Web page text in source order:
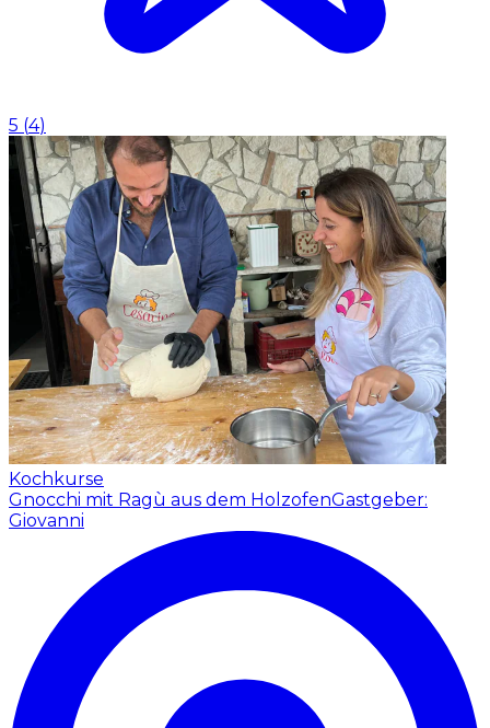
5 (4)
Kochkurse
Gnocchi mit Ragù aus dem HolzofenGastgeber:
Giovanni